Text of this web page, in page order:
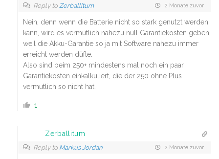
Reply to Zerballitum 2 Monate zuvor
Nein, denn wenn die Batterie nicht so stark genutzt werden
kann, wird es vermutlich nahezu null Garantiekosten geben,
weil die Akku-Garantie so ja mit Software nahezu immer
erreicht werden düfte.
Also sind beim 250+ mindestens mal noch ein paar
Garantiekosten einkalkuliert, die der 250 ohne Plus
vermutlich so nicht hat.
1
Zerballitum
Reply to Markus Jordan 2 Monate zuvor